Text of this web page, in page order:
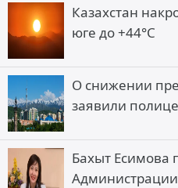
Казахстан
юге до +44°C
О снижении
заявили
Бахыт Есимова